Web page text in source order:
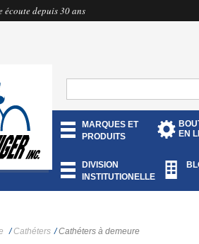
écoute depuis 30 ans
MARQUES ET
PRODUITS
EN
DIVISION
INSTITUTIONELLE
/ Cathéters / Cathéters à demeure